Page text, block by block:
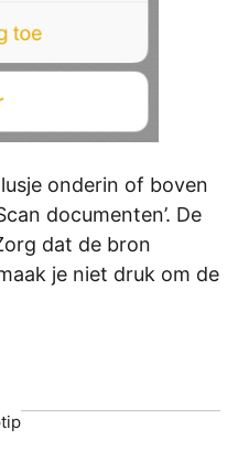
onderin of boven
documenten’. De
dat de bron
je niet druk om de